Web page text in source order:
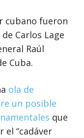
cubano fueron
Carlos Lage
Raúl
Cuba.
ola de
un posible
que
el “cadáver